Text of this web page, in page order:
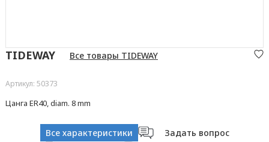
TIDEWAY Все товары TIDEWAY
Артикул: 50373
Цанга ER40, diam. 8 mm
Все характеристики
Задать вопрос